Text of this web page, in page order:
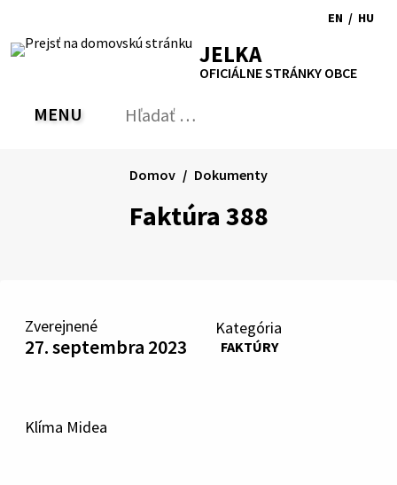
obsah
RSS MapaTlačiť
Zvýšiť
kontrast
písmapísma
EN
to
/ HU
JELKA
OFICIÁLNE STRÁNKY OBCE
PREPNÚŤ
MENU Hľadať:
Faktúra 388
Domov Dokumenty
Zverejnené
27. septembra 2023
Kategória
FAKTÚRY
Klíma Midea